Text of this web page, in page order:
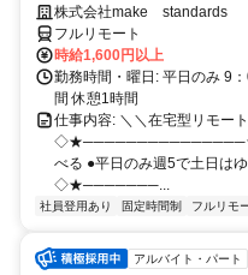
スキルアップ
株式会社make standards
フルリモート
時給1,600円以上
勤務時間・曜日: 平日のみ 9
間 休憩1時間
仕事内容: ＼＼在宅型リモー
◇★───────────────★◇
べる ●平日のみ週5で土日は
◇★───────...
社員登用あり 固定時間制 フルリモ
アルバイト・パート